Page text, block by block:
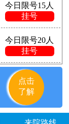
今日限号15人
挂号
今日限号20人
挂号
点击
了解